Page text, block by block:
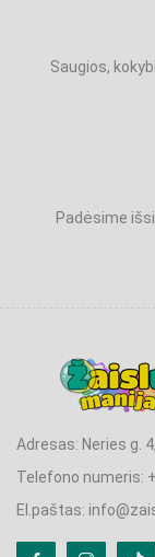
Saugios,
Padėsime
Adresas: Neries g.
Telefono numeris:
El.paštas: